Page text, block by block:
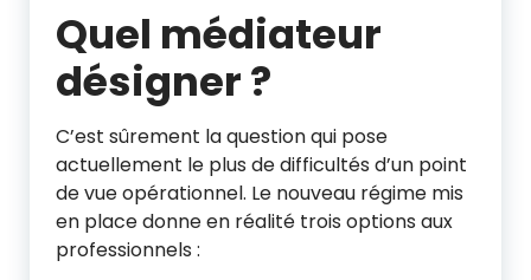
Quel médiateur
désigner ?
C’est sûrement la question qui pose
actuellement le plus de difficultés d’un point
de vue opérationnel. Le nouveau régime mis
en place donne en réalité trois options aux
professionnels :